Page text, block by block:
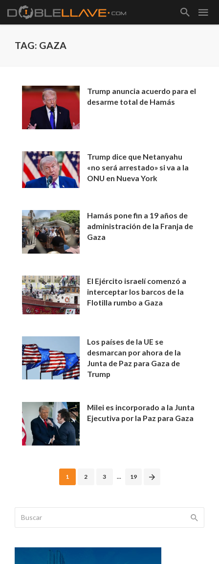
TAG: GAZA
Trump anuncia acuerdo para el
desarme total de Hamás
Trump dice que Netanyahu
«no será arrestado» si va a la
ONU en Nueva York
Hamás pone fin a 19 años de
administración de la Franja de
Gaza
El Ejército israelí comenzó a
interceptar los barcos de la
Flotilla rumbo a Gaza
Los países de la UE se
desmarcan por ahora de la
Junta de Paz para Gaza de
Trump
Milei es incorporado a la Junta
Ejecutiva por la Paz para Gaza
1 2 3 ... 19